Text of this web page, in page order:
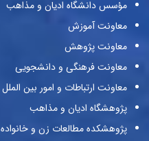
مؤسس دانشگاه ادیان و مذاهب
معاونت آموزش
معاونت پژوهش
معاونت فرهنگی و دانشجویی
معاونت ارتباطات و امور بین الملل
پژوهشگاه ادیان و مذاهب
پژوهشکده مطالعات زن و خانواده